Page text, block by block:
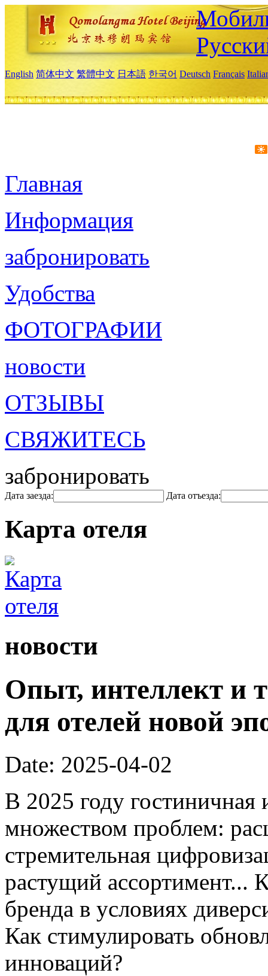
English 简体中文 繁體中文 日本語 한국어 Deutsch Français
Главная
Информация
забронировать
Удобства
ФОТОГРАФИИ
новости
ОТЗЫВЫ
СВЯЖИТЕСЬ
забронировать
Дата заезда: Дата отъезда:
Карта отеля
новости
Опыт, интеллект и
для отелей новой
Date: 2025-04-02
В 2025 году гостиничная
множеством проблем:
стремительная
растущий ассортимент...
бренда в условиях
Как стимулировать
инноваций?